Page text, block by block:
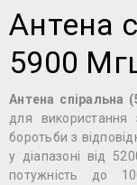
Антена
5900
Антена спіральна
для використання
боротьби з
у діапазоні від
потужність до